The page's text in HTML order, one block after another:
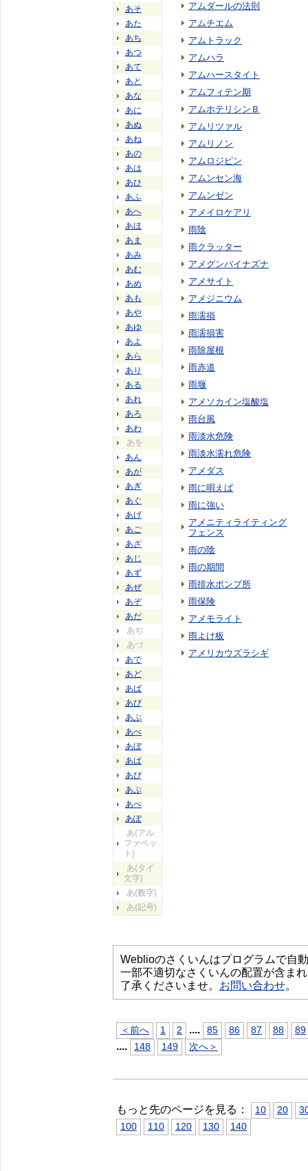
あそ
あた
あち
あつ
あて
あと
あな
あに
あぬ
あね
あの
あは
あひ
あふ
あへ
あほ
あま
あみ
あむ
あめ
あも
あや
あゆ
あよ
あら
あり
ある
あれ
あろ
あわ
あを
あん
あが
あぎ
あぐ
あげ
あご
あざ
あじ
あず
あぜ
あぞ
あだ
あぢ
あづ
あで
あど
あば
あび
あぶ
あべ
あぼ
あぱ
あぴ
あぷ
あぺ
あぽ
あ(アル
ファベッ
ト)
あ(タイ
文字)
あ(数字)
あ(記号)
アムダールの法則
アムチエム
アムトラック
アムハラ
アムハースタイト
アムフィテン期
アムホテリシンＢ
アムリツァル
アムリノン
アムロジピン
アムンセン海
アムンゼン
アメイロケアリ
雨陰
雨クラッター
アメグンバイナズナ
アメサイト
アメジニウム
雨濡損
雨濡損害
雨除屋根
雨赤道
雨堰
アメソカイン塩酸塩
雨台風
雨淡水危険
雨淡水濡れ危険
アメダス
雨に唄えば
雨に強い
アメニティライティング
フェンス
雨の陰
雨の期間
雨排水ポンプ所
雨保険
アメモライト
雨よけ板
アメリカウズラシギ
Weblioのさくいんはプログラムで自
一部不適切なさくいんの配置が含ま
了承くださいませ。 お問い合わせ。
＜前へ 1 2 .... 85 86 87 88 89
.... 148 149 次へ＞
もっと先のページを見る： 10 20
100
110 120 130 140